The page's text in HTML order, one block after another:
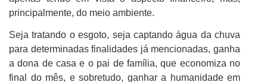
principalmente, do meio ambiente.
Seja tratando o esgoto, seja captando água da chuva
para determinadas finalidades já mencionadas, ganha
a dona de casa e o pai de família, que economiza no
final do mês, e sobretudo, ganhar a humanidade em